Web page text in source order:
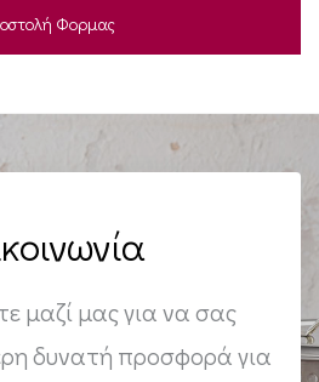
μαζί μας για να σας
δυνατή προσφορά για